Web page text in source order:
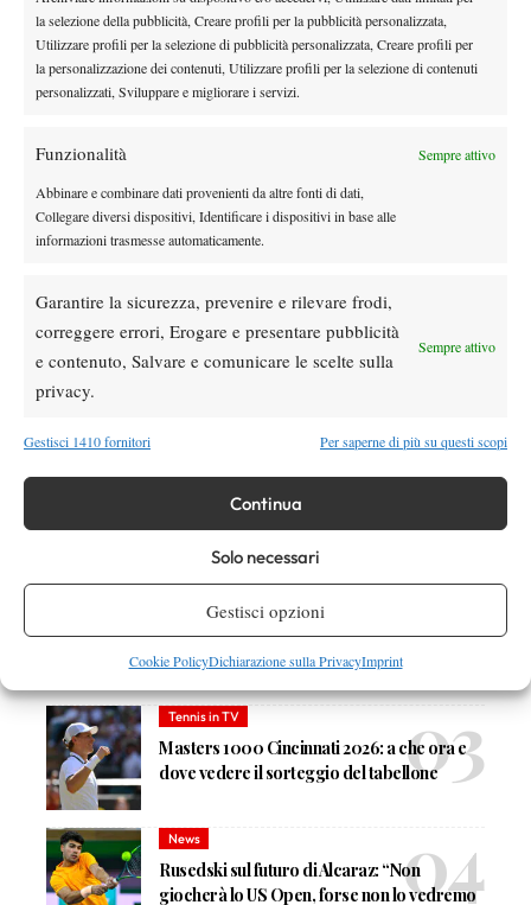
la selezione della pubblicità, Creare profili per la pubblicità personalizzata,
Utilizzare profili per la selezione di pubblicità personalizzata, Creare profili per
la personalizzazione dei contenuti, Utilizzare profili per la selezione di contenuti
personalizzati, Sviluppare e migliorare i servizi.
Funzionalità Sempre attivo
Abbinare e combinare dati provenienti da altre fonti di dati,
Collegare diversi dispositivi, Identificare i dispositivi in base alle
informazioni trasmesse automaticamente.
Garantire la sicurezza, prevenire e rilevare frodi,
correggere errori, Erogare e presentare pubblicità
e contenuto, Salvare e comunicare le scelte sulla
privacy.
Sempre attivo
Gestisci 1410 fornitori Per saperne di più su questi scopi
Continua
Solo necessari
Gestisci opzioni
Cookie PolicyDichiarazione sulla PrivacyImprint
stupisce del suo gioco tipico dei caccia bombardieri statunitensi
anni 90′ è il suorovescio a una mano, atipico non solo rispetto
ai suoi coetanei, ma soprattutto per la sua statura e il suo credo
esteticamente. Un giocatore ostico, che, se ti mette nella sua
fatto in passato. E se il match dovesse indirizzarsi verso una
battaglia di rovesci, il carrarino potrà dire la sua, eccome.
DI TENDENZA
Masters 1000 Montreal 2026:
Bolelli/Vavassori fuori al primo turno
Masters 1000 Cincinnati 2026: forfait di
Quinn, Sonego entra nel tabellone
Tennis in TV
Masters 1000 Cincinnati 2026: a che ora e
dove vedere il sorteggio del tabellone
News
Rusedski sul futuro di Alcaraz: “Non
giocherà lo US Open, forse non lo vedremo